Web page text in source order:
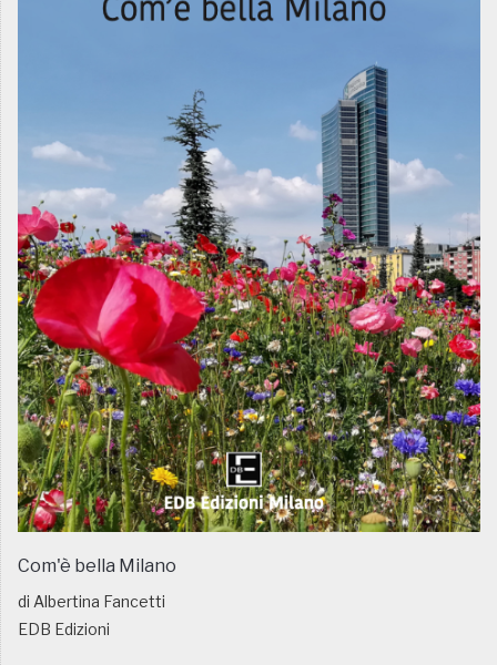
Com'è bella Milano
di Albertina Fancetti
EDB Edizioni